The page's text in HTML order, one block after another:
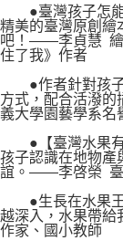
●臺灣孩子怎能
精美的臺灣原創繪
吧！——李貞慧 繪
住了我》作者
●作者針對孩子
方式，配合活潑
義大學園藝學系名
●【臺灣水果有
孩子認識在地物產
誼。——李啓榮 臺
●生長在水果王
越深入，水果帶
作家、國小教師